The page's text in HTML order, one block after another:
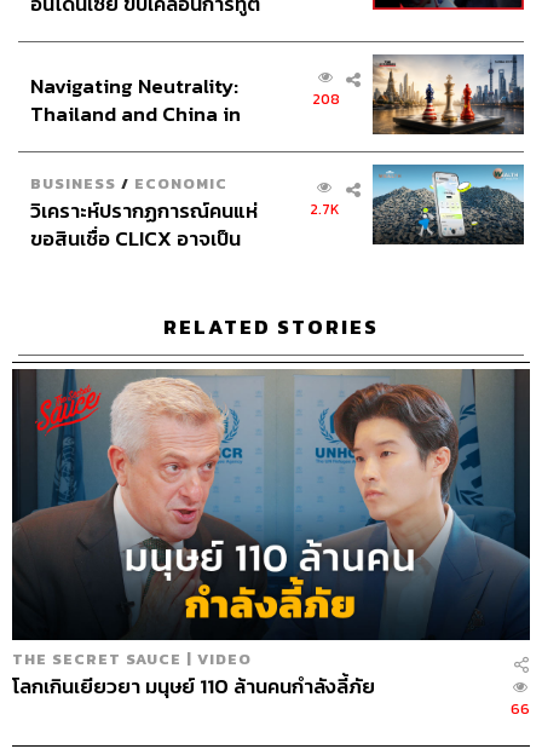
Sound Designer & Engineer
กฤตพล จียะเกียรติ
Sound Recording Engineerขจีพรรณ วิจิตรรัตน์
Graphic Designerธนิดา โตวิวัฒน์
Channel Managerเชษฐพงศ์ ชูประดิษฐ์
Social Media Editorทศพล เพิ่มพูล
Channel Internsนิพพิชฌน์ ชุลีนวน, กฤตพร สุขสาย
THE STANDARD Proofreader Team
THE STANDARD Webmaster Team
ชริน จำปาวัน
TAGS: Podcast
The Standard Podcast
The Secret Sauce
เคน นครินทร์ wholebeing
อินโดนีเซีย
Navigating Neutrality:
Thailand and China in
208
BUSINESS / ECONOMIC
วิเคราะห์ปรากฏการณ์คนแห่
ขอสินเชื่อ CLICX อาจเป็น
2.7K
RELATED STORIES
THE SECRET SAUCE | VIDEO
โลกเกินเยียวยา มนุษย์ 110 ล้านคนกำลังลี้ภัย
66